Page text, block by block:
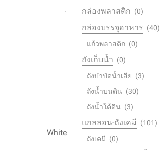
.
White
กล่องพลาสติก (0)
กล่องบรรจุอาหาร (40)
แก้วพลาสติก (0)
ถังเก็บน้ำ (0)
ถังบำบัดน้ำเสีย (3)
ถังน้ำบนดิน (30)
ถังน้ำใต้ดิน (3)
แกลลอน-ถังเคมี (101)
ถังเคมี (0)